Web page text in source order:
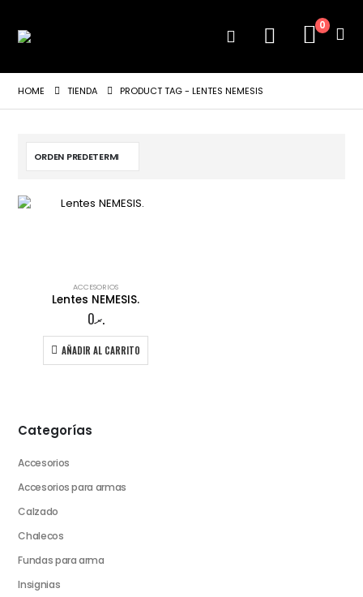
0
HOME TIENDA PRODUCT TAG -LENTES NEMESIS
ACCESORIOS
Lentes NEMESIS.
.ރ0
AÑADIR AL CARRITO
Categorías
Accesorios
Accesorios para armas
Calzado
Chalecos
Fundas para arma
Insignias